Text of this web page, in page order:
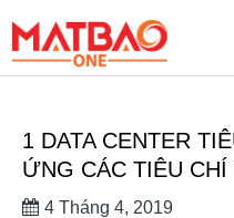
1 DATA CENTER
ỨNG CÁC TIÊU CHÍ
4 Tháng 4, 2019